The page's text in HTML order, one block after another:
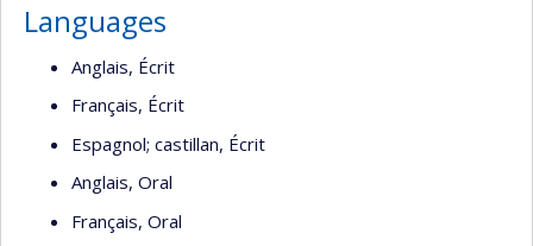
Languages
Anglais, Écrit
Français, Écrit
Espagnol; castillan, Écrit
Anglais, Oral
Français, Oral